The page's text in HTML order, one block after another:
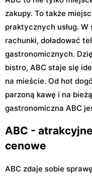
zakupy. To także
praktycznych usług. W
rachunki, doładować
gastronomicznych.
bistro, ABC staje się
na mieście. Od hot
parzoną kawę i na
gastronomiczna ABC
ABC -
cenowe
ABC zdaje sobie